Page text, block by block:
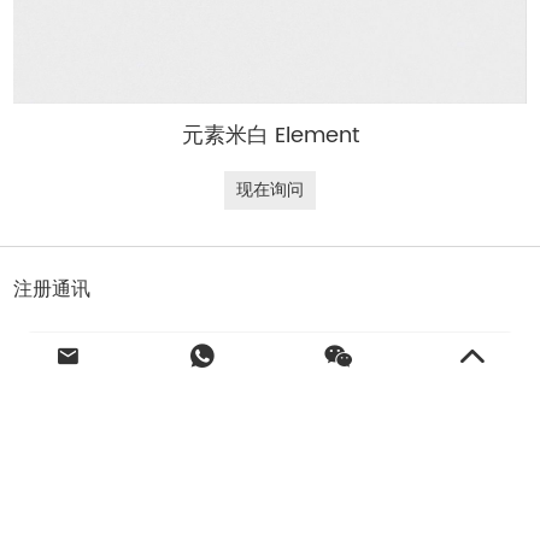
元素米白 Element
现在询问
注册通讯